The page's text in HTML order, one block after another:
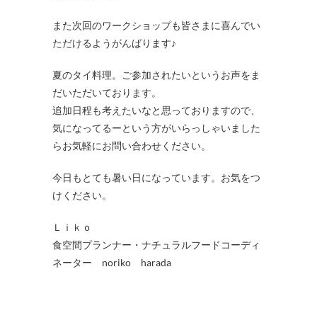
また次回のワークショップも皆さまに喜んでい
ただけるようがんばります♪
夏のタイ料理。ご参加されたいというお声をま
だいただいております。
追加日程も考えたいなと思っておりますので、
気になってるーという方がいらっしゃいました
らお気軽にお問い合わせください。
今日もとても暑い日になっています。お気をつ
けください。
Ｌｉｋｏ
食空間プランナー・ナチュラルフードコーディ
ネーター noriko harada